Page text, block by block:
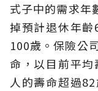
式子中的需求年
掉預計退休年
100歲。保險公
命，以目前平
人的壽命超過